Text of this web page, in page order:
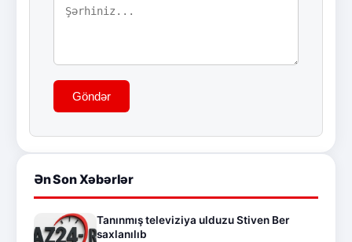
Göndər
Ən Son Xəbərlər
Tanınmış televiziya ulduzu Stiven Ber
saxlanılıb